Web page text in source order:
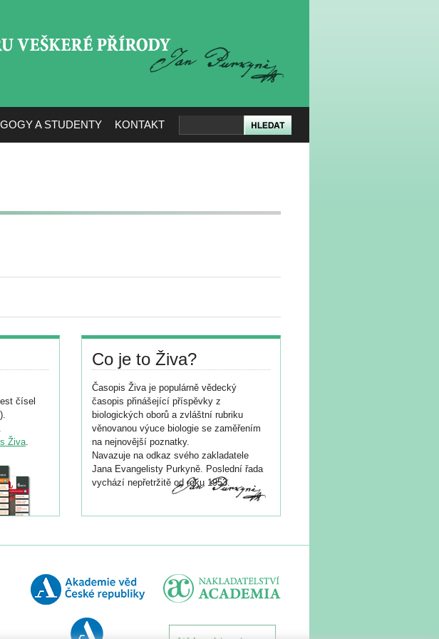
A STUDENTY KONTAKT
čísel
Živa.
Co je to Živa?
Časopis Živa je populárně vědecký
časopis přinášející příspěvky z
biologických oborů a zvláštní rubriku
věnovanou výuce biologie se zaměřením
na nejnovější poznatky.
Navazuje na odkaz svého zakladatele
Jana Evangelisty Purkyně. Poslední řada
vychází nepřetržitě od roku 1953.